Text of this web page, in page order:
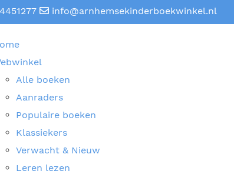
info@arnhemsekinderboekwinkel.nl
Alle boeken
Aanraders
Populaire boeken
Klassiekers
Verwacht & Nieuw
Leren lezen